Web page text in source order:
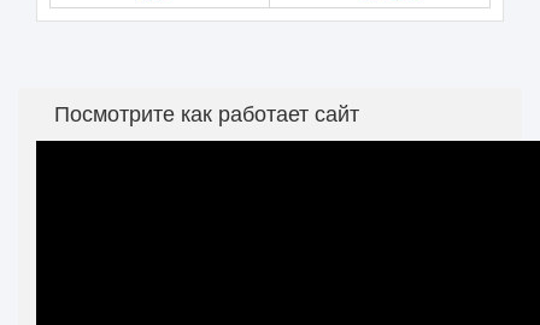
Посмотрите как работает сайт